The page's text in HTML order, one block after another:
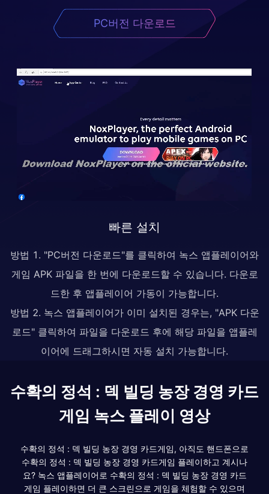
PC버전 다운로드
빠른 설치
방법 1. "PC버전 다운로드"를 클릭하여 녹스 앱플레이어와
게임 APK 파일을 한 번에 다운로드할 수 있습니다. 다운로
드한 후 앱플레이어 가동이 가능합니다.
방법 2. 녹스 앱플레이어가 이미 설치된 경우는, "APK 다운
로드" 클릭하여 파일을 다운로드 후에 해당 파일을 앱플레
이어에 드래그하시면 자동 설치 가능합니다.
수확의 정석 : 덱 빌딩 농장 경영 카드
게임 녹스 플레이 영상
수확의 정석 : 덱 빌딩 농장 경영 카드게임, 아직도 핸드폰으로
수확의 정석 : 덱 빌딩 농장 경영 카드게임 플레이하고 계시나
요? 녹스 앱플레이어로 수확의 정석 : 덱 빌딩 농장 경영 카드
게임 플레이하면 더 큰 스크린으로 게임을 체험할 수 있으며